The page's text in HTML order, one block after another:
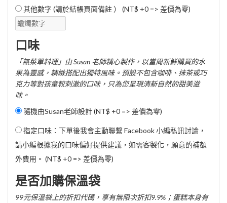
其他數字 (請於結帳頁面備註 ） (NT$ +0 => 差價為零)
口味
「無菜單料理」由 Susan 老師精心製作，以當周新鮮購買的水
果為靈感，精緻搭配出獨特風味。預設不包含咖啡、抹茶或巧
克力等對孩童較刺激的口味，只為您呈現清新自然的甜美滋
味。
隨機由Susan老師設計 (NT$ +0 => 差價為零)
指定口味：下單後我會主動聯繫 Facebook 小編私訊討論，
請小編根據我的口味偏好提供建議，如需客製化，願意酌補額
外費用。 (NT$ +0 => 差價為零)
是否加購保溫袋
99元保溫袋上的折扣代碼，享有無限次折扣9.9%；蛋糕本身有